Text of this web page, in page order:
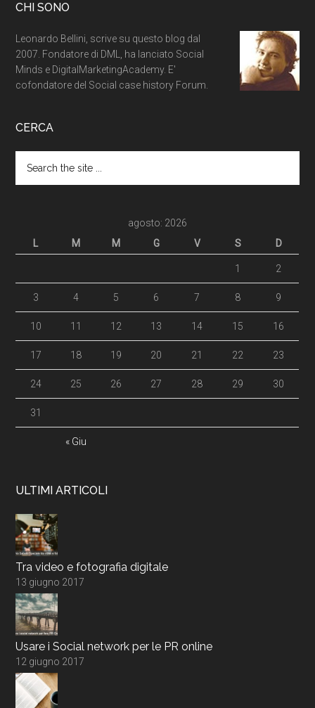
CHI SONO
Leonardo Bellini, scrive su questo blog dal
2007. Fondatore di DML, ha lanciato Social
Minds e DigitalMarketingAcademy. E'
cofondatore del Social case history Forum.
CERCA
agosto: 2026
L
M M G V S D
« Giu
1 2
3 4 5 6 7 8 9
10 11 12 13 14 15 16
17 18 19 20 21 22 23
24 25 26 27 28 29 30
31
ULTIMI ARTICOLI
Tra video e fotografia digitale
13 giugno 2017
Usare i Social network per le PR online
12 giugno 2017